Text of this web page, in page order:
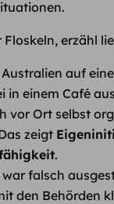
erzähl
auf
in einem Café
vor Ort selbst
zeigt
.
war falsch
den Behörden